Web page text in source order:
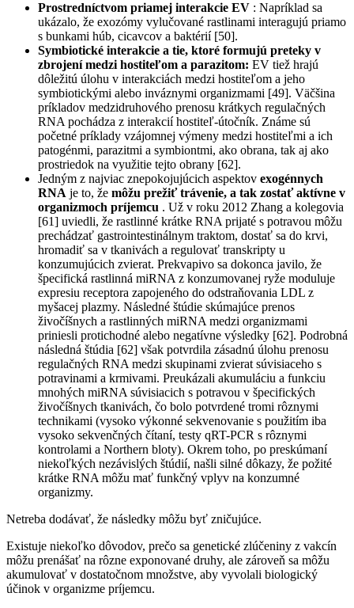
Prostredníctvom priamej interakcie EV : Napríklad sa
ukázalo, že exozómy vylučované rastlinami interagujú priamo
s bunkami húb, cicavcov a baktérií [50].
Symbiotické interakcie a tie, ktoré formujú preteky v
zbrojení medzi hostiteľom a parazitom: EV tiež hrajú
dôležitú úlohu v interakciách medzi hostiteľom a jeho
symbiotickými alebo inváznymi organizmami [49]. Väčšina
príkladov medzidruhového prenosu krátkych regulačných
RNA pochádza z interakcií hostiteľ-útočník. Známe sú
početné príklady vzájomnej výmeny medzi hostiteľmi a ich
patogénmi, parazitmi a symbiontmi, ako obrana, tak aj ako
prostriedok na využitie tejto obrany [62].
Jedným z najviac znepokojujúcich aspektov exogénnych
RNA je to, že môžu prežiť trávenie, a tak zostať aktívne v
organizmoch príjemcu . Už v roku 2012 Zhang a kolegovia
[61] uviedli, že rastlinné krátke RNA prijaté s potravou môžu
prechádzať gastrointestinálnym traktom, dostať sa do krvi,
hromadiť sa v tkanivách a regulovať transkripty u
konzumujúcich zvierat. Prekvapivo sa dokonca javilo, že
špecifická rastlinná miRNA z konzumovanej ryže moduluje
expresiu receptora zapojeného do odstraňovania LDL z
myšacej plazmy. Následné štúdie skúmajúce prenos
živočíšnych a rastlinných miRNA medzi organizmami
priniesli protichodné alebo negatívne výsledky [62]. Podrobná
následná štúdia [62] však potvrdila zásadnú úlohu prenosu
regulačných RNA medzi skupinami zvierat súvisiaceho s
potravinami a krmivami. Preukázali akumuláciu a funkciu
mnohých miRNA súvisiacich s potravou v špecifických
živočíšnych tkanivách, čo bolo potvrdené tromi rôznymi
technikami (vysoko výkonné sekvenovanie s použitím iba
vysoko sekvenčných čítaní, testy qRT-PCR s rôznymi
kontrolami a Northern bloty). Okrem toho, po preskúmaní
niekoľkých nezávislých štúdií, našli silné dôkazy, že požité
krátke RNA môžu mať funkčný vplyv na konzumné
organizmy.
Netreba dodávať, že následky môžu byť zničujúce.
Existuje niekoľko dôvodov, prečo sa genetické zlúčeniny z vakcín
môžu prenášať na rôzne exponované druhy, ale zároveň sa môžu
akumulovať v dostatočnom množstve, aby vyvolali biologický
účinok v organizme príjemcu.